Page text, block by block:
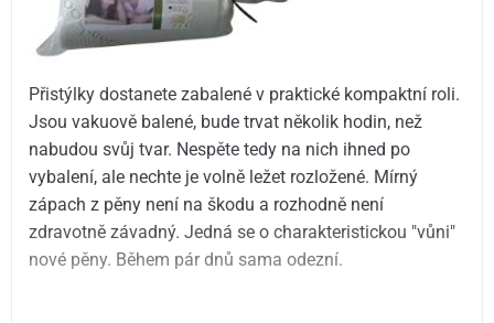
Přistýlky dostanete zabalené v praktické kompaktní roli.
Jsou vakuově balené, bude trvat několik hodin, než
nabudou svůj tvar. Nespěte tedy na nich ihned po
vybalení, ale nechte je volně ležet rozložené. Mírný
zápach z pěny není na škodu a rozhodně není
zdravotně závadný. Jedná se o charakteristickou "vůni"
nové pěny. Během pár dnů sama odezní.